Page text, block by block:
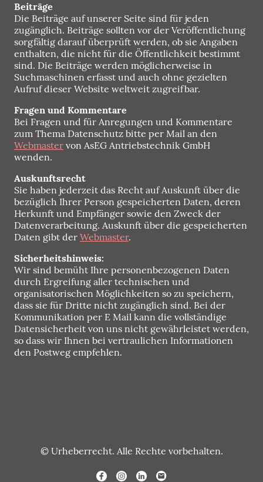
Beiträge
Die Beiträge auf unserer Seite sind für jeden
zugänglich. Beiträge sollten vor der Veröffentlichung
sorgfältig darauf überprüft werden, ob sie Angaben
enthalten, die nicht für die Öffentlichkeit bestimmt
sind. Die Beiträge werden möglicherweise in
Suchmaschinen erfasst und auch ohne gezielten
Aufruf dieser Website weltweit zugreifbar.
Fragen und Kommentare
Bei Fragen und für Anregungen und Kommentare
zum Thema Datenschutz bitte per Mail an den
Webmaster von AsEG Antriebstechnik GmbH
wenden.
Auskunftsrecht
Sie haben jederzeit das Recht auf Auskunft über die
bezüglich Ihrer Person gespeicherten Daten, deren
Herkunft und Empfänger sowie den Zweck der
Datenverarbeitung. Auskunft über die gespeicherten
Daten gibt der Webmaster.
Sicherheitshinweis:
Wir sind bemüht Ihre personenbezogenen Daten
durch Ergreifung aller technischen und
organisatorischen Möglichkeiten so zu speichern,
dass sie für Dritte nicht zugänglich sind. Bei der
Kommunikation per E Mail kann die vollständige
Datensicherheit von uns nicht gewährleistet werden,
so dass wir Ihnen bei vertraulichen Informationen
den Postweg empfehlen.
© Urheberrecht. Alle Rechte vorbehalten.